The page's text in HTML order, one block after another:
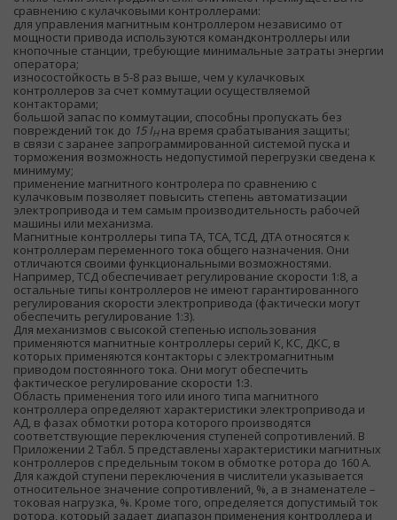
сравнению с кулачковыми контроллерами:
для управления магнитным контроллером независимо от
мощности привода используются командконтроллеры или
кнопочные станции, требующие минимальные затраты энергии
оператора;
износостойкость в 5-8 раз выше, чем у кулачковых
контроллеров за счет коммутации осуществляемой
контакторами;
большой запас по коммутации, способны пропускать без
повреждений ток до 15 IНна время срабатывания защиты;
в связи с заранее запрограммированной системой пуска и
торможения возможность недопустимой перегрузки сведена к
минимуму;
применение магнитного контролера по сравнению с
кулачковым позволяет повысить степень автоматизации
электропривода и тем самым производительность рабочей
машины или механизма.
Магнитные контроллеры типа ТА, ТСА, ТСД, ДТА относятся к
контроллерам переменного тока общего назначения. Они
отличаются своими функциональными возможностями.
Например, ТСД обеспечивает регулирование скорости 1:8, а
остальные типы контроллеров не имеют гарантированного
регулирования скорости электропривода (фактически могут
обеспечить регулирование 1:3).
Для механизмов с высокой степенью использования
применяются магнитные контроллеры серий К, КС, ДКС, в
которых применяются контакторы с электромагнитным
приводом постоянного тока. Они могут обеспечить
фактическое регулирование скорости 1:3.
Область применения того или иного типа магнитного
контроллера определяют характеристики электропривода и
АД, в фазах обмотки ротора которого производятся
соответствующие переключения ступеней сопротивлений. В
Приложении 2 Табл. 5 представлены характеристики магнитных
контроллеров с предельным током в обмотке ротора до 160 А.
Для каждой ступени переключения в числители указывается
относительное значение сопротивлений, %, а в знаменателе –
токовая нагрузка, %. Кроме того, определяется допустимый ток
ротора, который задает диапазон применения контроллера и